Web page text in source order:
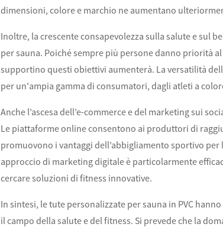
dimensioni, colore e marchio ne aumentano
Inoltre, la crescente consapevolezza sulla salute e sul
per sauna. Poiché sempre più persone danno priorità
supportino questi obiettivi aumenterà. La versatilità
per un'ampia gamma di consumatori, dagli atleti a
Anche l’ascesa dell’e-commerce e del marketing sui
Le piattaforme online consentono ai produttori di
promuovono i vantaggi dell’abbigliamento sportivo
approccio di marketing digitale è particolarmente
cercare soluzioni di fitness innovative.
In sintesi, le tute personalizzate per sauna in PVC
il campo della salute e del fitness. Si prevede che la